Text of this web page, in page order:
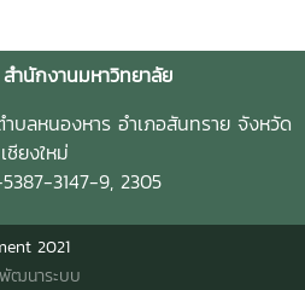
ำนักงานมหาวิทยาลัย
บลหนองหาร อำเภอสันทราย จังหวัด
เชียงใหม่
3147-9, 2305
2021
ฒนาระบบ